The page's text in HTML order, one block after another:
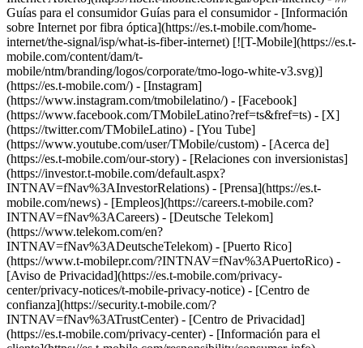
Guías para el consumidor Guías para el consumidor - [Información
sobre Internet por fibra óptica](https://es.t-mobile.com/home-
internet/the-signal/isp/what-is-fiber-internet) [![T-Mobile](https://es.t-
mobile.com/content/dam/t-
mobile/ntm/branding/logos/corporate/tmo-logo-white-v3.svg)]
(https://es.t-mobile.com/) - [Instagram]
(https://www.instagram.com/tmobilelatino/) - [Facebook]
(https://www.facebook.com/TMobileLatino?ref=ts&fref=ts) - [X]
(https://twitter.com/TMobileLatino) - [You Tube]
(https://www.youtube.com/user/TMobile/custom) - [Acerca de]
(https://es.t-mobile.com/our-story) - [Relaciones con inversionistas]
(https://investor.t-mobile.com/default.aspx?
INTNAV=fNav%3AInvestorRelations) - [Prensa](https://es.t-
mobile.com/news) - [Empleos](https://careers.t-mobile.com?
INTNAV=fNav%3ACareers) - [Deutsche Telekom]
(https://www.telekom.com/en?
INTNAV=fNav%3ADeutscheTelekom) - [Puerto Rico]
(https://www.t-mobilepr.com/?INTNAV=fNav%3APuertoRico) -
[Aviso de Privacidad](https://es.t-mobile.com/privacy-
center/privacy-notices/t-mobile-privacy-notice) - [Centro de
confianza](https://security.t-mobile.com/?
INTNAV=fNav%3ATrustCenter) - [Centro de Privacidad]
(https://es.t-mobile.com/privacy-center) - [Información para el